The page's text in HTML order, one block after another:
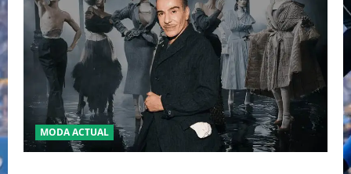
MODA ACTUAL